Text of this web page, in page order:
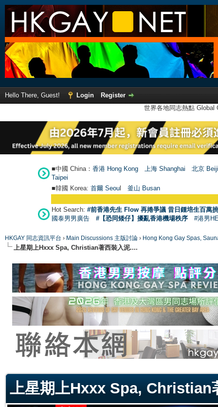
Hello There, Guest! Login
Register
世界各地同志熱點
■中國 China： 香港 Hong Kong 上海 Shanghai
北京
Taipei
■韓國 Korea: 首爾 Seoul 釜山 Busan
Hot Search: #前香港先生 Flow 再捲爭議 昔日鍾培生百萬
國泰男男廣告
#【恐同矮仔】擾亂香港機場秩序 #港男
HKGAY 同志資訊平台 › Main Discussions 主版討論 › Hong Kong Gay Spas,
上星期上Hxxx Spa, Christian著西裝入泥....
上星期上Hxxx Spa, Christian